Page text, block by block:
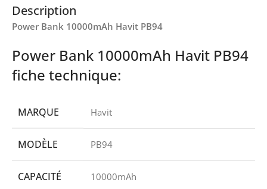
Description
Power Bank 10000mAh Havit PB94
Power Bank 10000mAh Havit PB94
fiche technique:
MARQUE Havit
MODÈLE PB94
CAPACITÉ 10000mAh